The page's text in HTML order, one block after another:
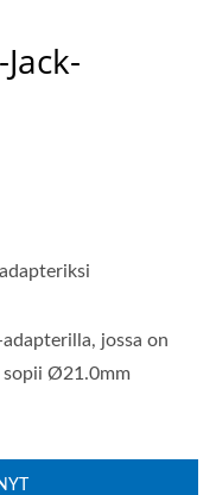
jossa on
sopii Ø21.0mm